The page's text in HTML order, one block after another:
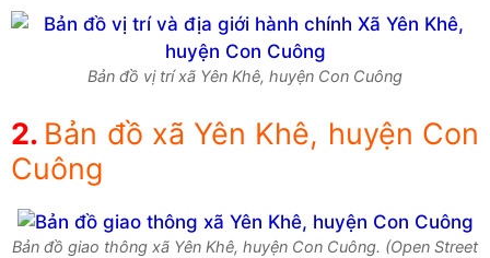
Bản đồ vị trí xã Yên Khê, huyện Con Cuông
Bản đồ xã Yên Khê, huyện Con
Cuông
Bản đồ giao thông xã Yên Khê, huyện Con Cuông. (Open Street